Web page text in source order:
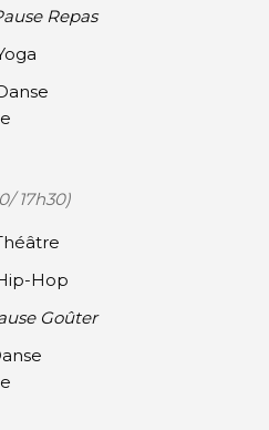
Repas
17h30)
Hop
Goûter